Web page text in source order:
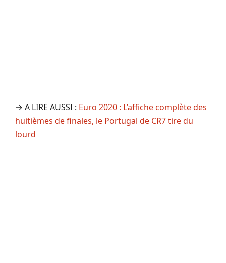
→ A LIRE AUSSI : Euro 2020 : L’affiche complète des
huitièmes de finales, le Portugal de CR7 tire du
lourd